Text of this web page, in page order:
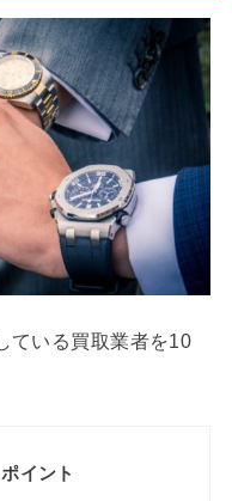
ている買取業者を10
ポイント